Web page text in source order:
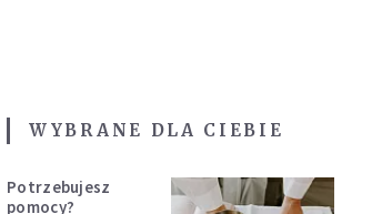
WYBRANE DLA CIEBIE
Potrzebujesz
pomocy?